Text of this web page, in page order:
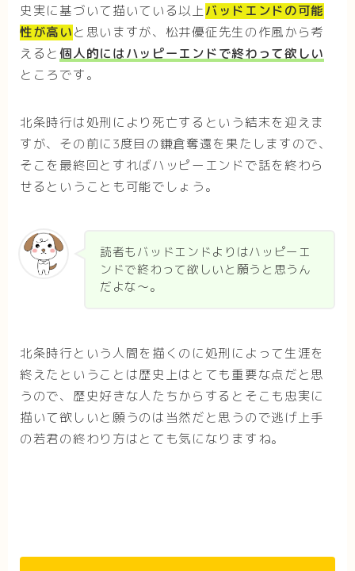
史実に基づいて描いている以上バッドエンドの可能
性が高いと思いますが、松井優征先生の作風から考
えると個人的にはハッピーエンドで終わって欲しい
ところです。
北条時行は処刑により死亡するという結末を迎えま
すが、その前に3度目の鎌倉奪還を果たしますので、
そこを最終回とすればハッピーエンドで話を終わら
せるということも可能でしょう。
読者もバッドエンドよりはハッピーエ
ンドで終わって欲しいと願うと思うん
だよな〜。
北条時行という人間を描くのに処刑によって生涯を
終えたということは歴史上はとても重要な点だと思
うので、歴史好きな人たちからするとそこも忠実に
描いて欲しいと願うのは当然だと思うので逃げ上手
の若君の終わり方はとても気になりますね。